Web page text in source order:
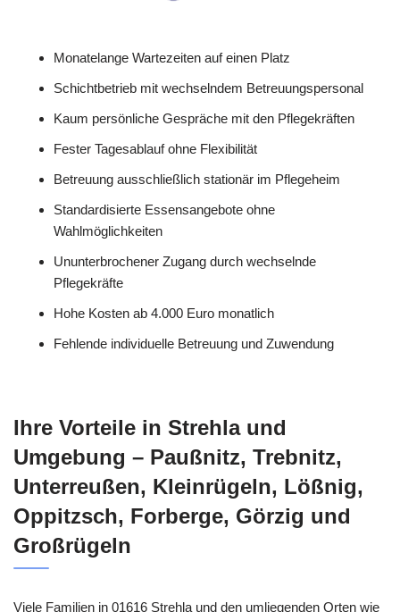
Monatelange Wartezeiten auf einen Platz
Schichtbetrieb mit wechselndem Betreuungspersonal
Kaum persönliche Gespräche mit den Pflegekräften
Fester Tagesablauf ohne Flexibilität
Betreuung ausschließlich stationär im Pflegeheim
Standardisierte Essensangebote ohne
Wahlmöglichkeiten
Ununterbrochener Zugang durch wechselnde
Pflegekräfte
Hohe Kosten ab 4.000 Euro monatlich
Fehlende individuelle Betreuung und Zuwendung
Ihre Vorteile in Strehla und
Umgebung – Paußnitz, Trebnitz,
Unterreußen, Kleinrügeln, Lößnig,
Oppitzsch, Forberge, Görzig und
Großrügeln
Viele Familien in 01616 Strehla und den umliegenden Orten wie